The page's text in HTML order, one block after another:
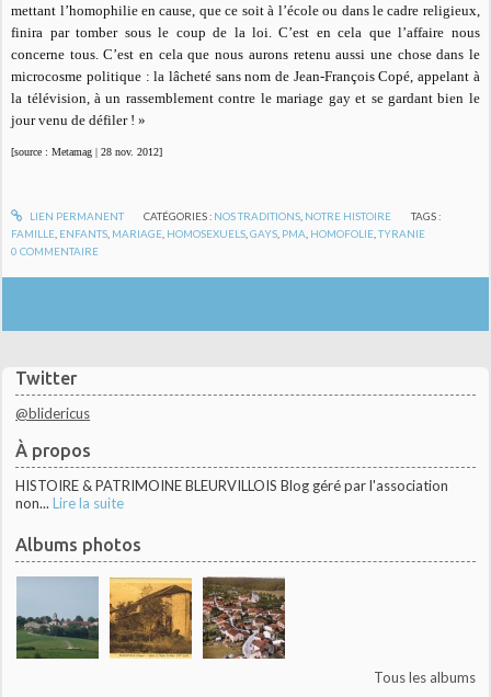
Twitter
@blidericus
À propos
HISTOIRE & PATRIMOINE BLEURVILLOIS Blog géré par l'association
non... Lire la suite
Albums photos
Tous les albums
mettant l’homophilie en cause, que ce soit à l’école ou dans le cadre religieux,
finira par tomber sous le coup de la loi. C’est en cela que l’affaire nous
concerne tous. C’est en cela que nous aurons retenu aussi une chose dans le
microcosme politique : la lâcheté sans nom de Jean-François Copé, appelant à
la télévision, à un rassemblement contre le mariage gay et se gardant bien le
jour venu de défiler ! »
[source : Metamag | 28 nov. 2012]
LIEN PERMANENT CATÉGORIES : NOS TRADITIONS, NOTRE HISTOIRE
TAGS :
FAMILLE ENFANTS MARIAGE HOMOSEXUELS ,GAYS PMA HOMOFOLIE ,TYRANIE
0 COMMENTAIRE